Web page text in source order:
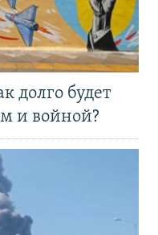
долго будет
и войной?